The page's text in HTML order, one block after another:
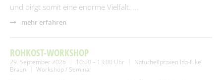
und birgt somit eine enorme Vielfalt. …
mehr erfahren
ROHKOST-WORKSHOP
29. September 2026 10:00 – 13:00 Uhr
Naturheilpraxen Ina-Elke
Braun
Workshop / Seminar